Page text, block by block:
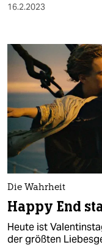
16.2.2023
Die Wahrheit
Happy End
Heute ist
der größten